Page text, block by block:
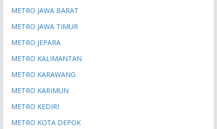
METRO JAWA BARAT
METRO JAWA TIMUR
METRO JEPARA
METRO KALIMANTAN
METRO KARAWANG
METRO KARIMUN
METRO KEDIRI
METRO KOTA DEPOK